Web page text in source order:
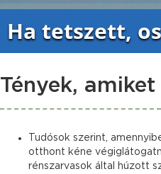
Ha tetszett,
Tények,
Tudósok szerint,
otthont kéne
rénszarvasok által húzott